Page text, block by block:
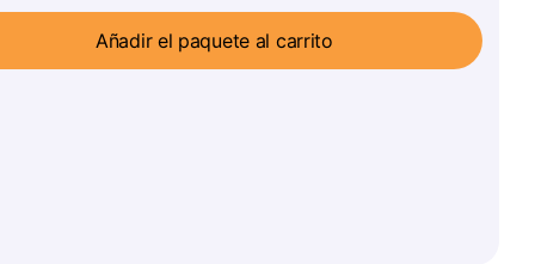
Añadir el paquete al carrito